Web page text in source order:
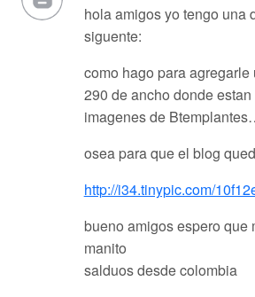
hola amigos yo tengo una
siguente:
como hago para
290 de ancho donde
imagenes de
osea para que el blog
http://i34.tinypic.com/
bueno amigos espero que
manito
salduos desde colombia